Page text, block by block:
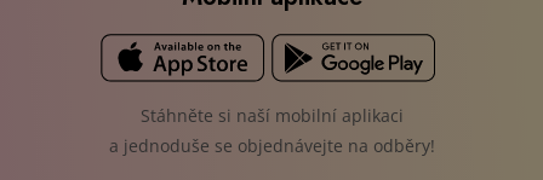
Stáhněte si naší mobilní aplikaci
a jednoduše se objednávejte na odběry!